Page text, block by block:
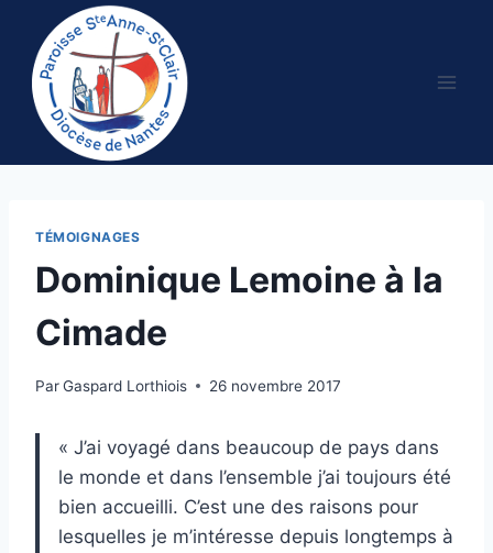
contenu
TÉMOIGNAGES
Dominique Lemoine à la
Cimade
ParGaspard Lorthiois 26 novembre 2017
« J’ai voyagé dans beaucoup de pays dans
le monde et dans l’ensemble j’ai toujours été
bien accueilli. C’est une des raisons pour
lesquelles je m’intéresse depuis longtemps à